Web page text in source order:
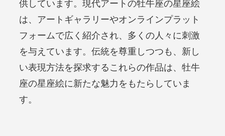
供しています。現代アートの牡牛座の星座絵
は、アートギャラリーやオンラインプラット
フォームで広く紹介され、多くの人々に刺激
を与えています。伝統を尊重しつつも、新し
い表現方法を探求するこれらの作品は、牡牛
座の星座絵に新たな魅力をもたらしていま
す。